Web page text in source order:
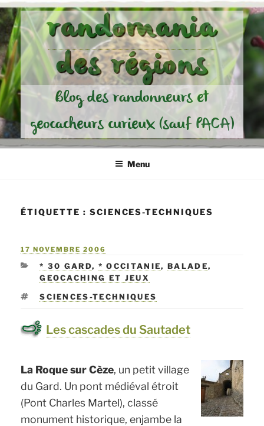
Aller
au
contenu
principal
randomania
des régions
Blog des randonneurs et
geocacheurs curieux (sauf PACA)
Menu
ÉTIQUETTE : SCIENCES-TECHNIQUES
PUBLIÉ
17 NOVEMBRE 2006
CATÉGORIES
* 30 GARD, * OCCITANIE,BALADE,
GEOCACHING ET JEUX
ÉTIQUETTES
SCIENCES-TECHNIQUES
Les cascades du Sautadet
La Roque sur Cèze, un petit village
du Gard. Un pont médiéval étroit
(Pont Charles Martel), classé
monument historique, enjambe la